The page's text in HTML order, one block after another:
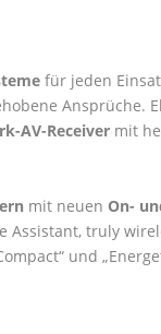
für jeden
Ansprüche.
AV-Receiver mit
mit neuen On-
Assistant, truly
und